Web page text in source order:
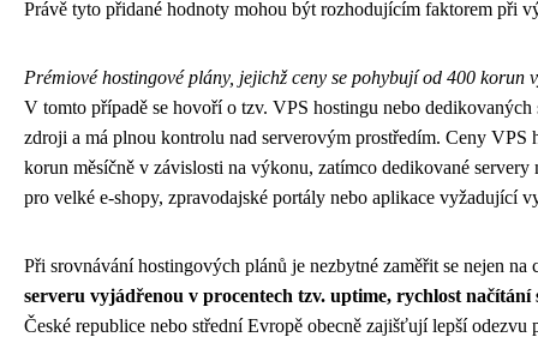
Právě tyto přidané hodnoty mohou být rozhodujícím faktorem při
Prémiové hostingové plány, jejichž ceny se pohybují od 400 korun
V tomto případě se hovoří o tzv. VPS hostingu nebo
zdroji a má plnou kontrolu nad serverovým prostředím. Ceny
korun měsíčně v závislosti na výkonu, zatímco dedikované
pro velké e-shopy, zpravodajské portály nebo aplikace vyžadující
Při srovnávání hostingových plánů je nezbytné zaměřit se nejen na
serveru vyjádřenou v procentech tzv. uptime, rychlost
České republice nebo střední Evropě obecně zajišťují lepší